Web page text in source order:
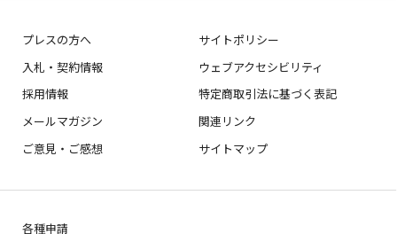
プレスの方へ
サイトポリシー
入札・契約情報
ウェブアクセシビリティ
採用情報
特定商取引法に基づく表記
メールマガジン
関連リンク
ご意見・ご感想
サイトマップ
各種申請